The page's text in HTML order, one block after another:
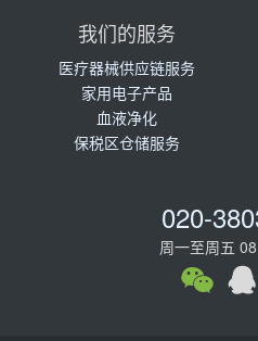
我们的服务
医疗器械供应链服务
家用电子产品
血液净化
保税区仓储服务
020-
周一至周五